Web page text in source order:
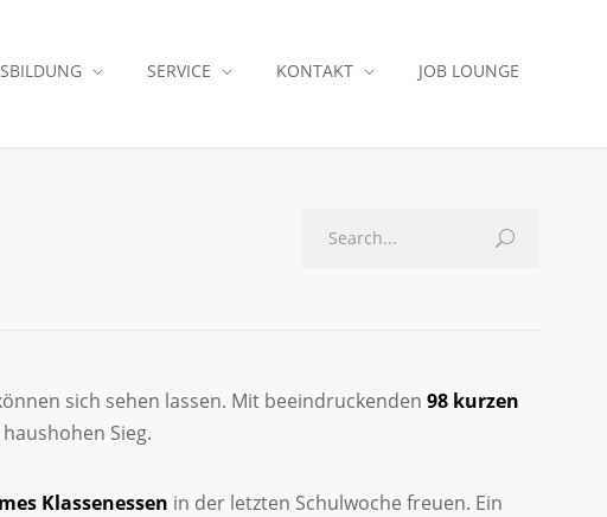
SERVICE KONTAKT JOB LOUNGE
sich sehen lassen. Mit beeindruckenden 98 kurzen
Sieg.
Klassenessen in der letzten Schulwoche freuen. Ein